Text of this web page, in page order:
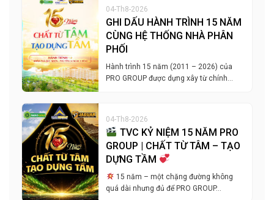
04-Th8-2026
GHI DẤU HÀNH TRÌNH 15 NĂM
CÙNG HỆ THỐNG NHÀ PHÂN
PHỐI
Hành trình 15 năm (2011 – 2026) của
PRO GROUP được dựng xây từ chính…
04-Th8-2026
TVC KỶ NIỆM 15 NĂM PRO
GROUP | CHẤT TỪ TÂM – TẠO
DỰNG TẦM
15 năm – một chặng đường không
quá dài nhưng đủ để PRO GROUP…